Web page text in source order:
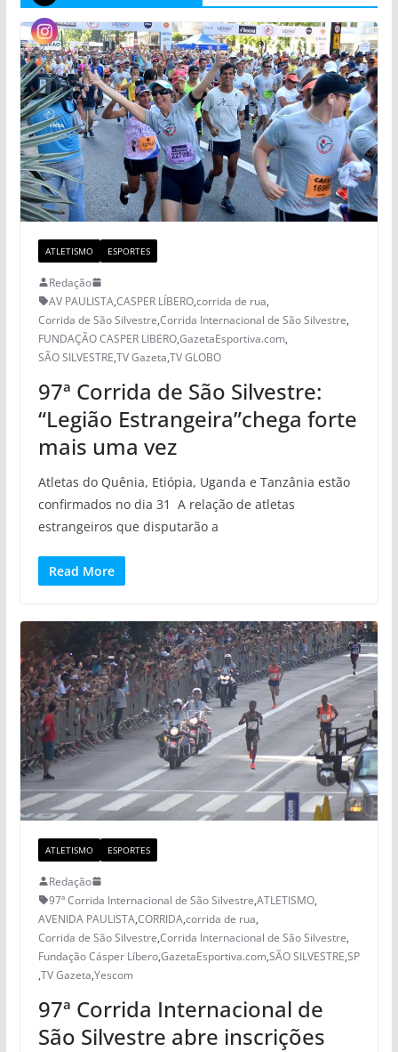
ATLETISMO ESPORTES
Redação
AV PAULISTA,CASPER LÍBERO,corrida de rua,
Corrida de São Silvestre,Corrida Internacional de São Silvestre,
FUNDAÇÃO CASPER LIBERO,GazetaEsportiva.com,
SÃO SILVESTRE,TV Gazeta,TV GLOBO
97ª Corrida de São Silvestre:
“Legião Estrangeira”chega forte
mais uma vez
Atletas do Quênia, Etiópia, Uganda e Tanzânia estão
confirmados no dia 31 A relação de atletas
estrangeiros que disputarão a
Read More
ATLETISMO ESPORTES
Redação
97ª Corrida Internacional de São Silvestre,ATLETISMO,
AVENIDA PAULISTA,CORRIDA,corrida de rua,
Corrida de São Silvestre,Corrida Internacional de São Silvestre,
Fundação Cásper Líbero,GazetaEsportiva.com,SÃO SILVESTRE,SP
,TV Gazeta,Yescom
97ª Corrida Internacional de
São Silvestre abre inscrições